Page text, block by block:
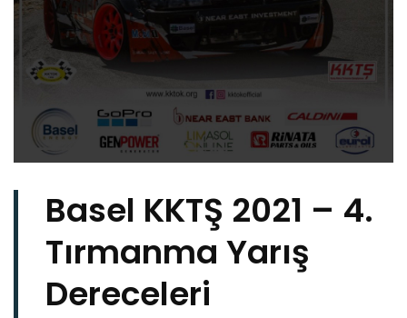
Basel KKTŞ 2021 – 4.
Tırmanma Yarış
Dereceleri